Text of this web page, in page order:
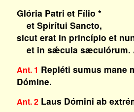
Glória Patri et Fílio *
et Spirítui Sancto,
sicut erat in princípio et
et in sǽcula sæculórum.
Ant. 1 Repléti sumus mane
Dómine.
Ant. 2Laus Dómini ab